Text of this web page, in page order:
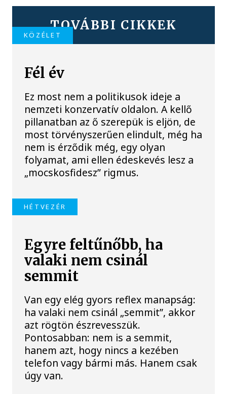
TOVÁBBI CIKKEK
KÖZÉLET
Fél év
Ez most nem a politikusok ideje a
nemzeti konzervatív oldalon. A kellő
pillanatban az ő szerepük is eljön, de
most törvényszerűen elindult, még ha
nem is érződik még, egy olyan
folyamat, ami ellen édeskevés lesz a
„mocskosfidesz” rigmus.
HÉTVEZÉR
Egyre feltűnőbb, ha
valaki nem csinál
semmit
Van egy elég gyors reflex manapság:
ha valaki nem csinál „semmit”, akkor
azt rögtön észrevesszük.
Pontosabban: nem is a semmit,
hanem azt, hogy nincs a kezében
telefon vagy bármi más. Hanem csak
úgy van.